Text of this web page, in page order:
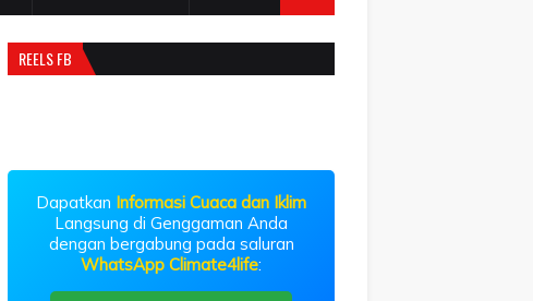
REELS FB
Dapatkan Informasi Cuaca dan Iklim
Langsung di Genggaman Anda
dengan bergabung pada saluran
WhatsApp Climate4life: